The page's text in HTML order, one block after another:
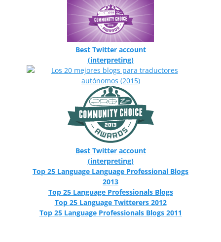
Best Twitter account
(interpreting)
Best Twitter account
(interpreting)
Top 25 Language Language Professional Blogs
2013
Top 25 Language Professionals Blogs
Top 25 Language Twitterers 2012
Top 25 Language Professionals Blogs 2011